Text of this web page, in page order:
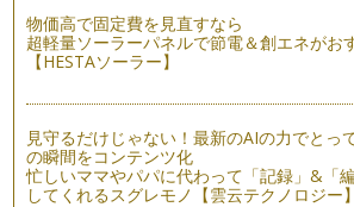
ハロウィンを楽しもう！〜メニューアイデ
「Ｔｒｉｃｋ ｏｒ Ｔｒｅａｔ！」（お
たずらするぞ！）といって、コスチュ…
ハロウィンを楽しもう！〜パーティアイデ
１０月のイベントとして日本でも人気の
楽しんでいる方も多いと思います。今…
物価高で固定費を見直すなら
超軽量ソーラーパネルで節電＆創エネがお
【HESTAソーラー】
見守るだけじゃない！最新のAIの力でとっ
の瞬間をコンテンツ化
忙しいママやパパに代わって「記録」&「編
してくれるスグレモノ【雲云テクノロジー】